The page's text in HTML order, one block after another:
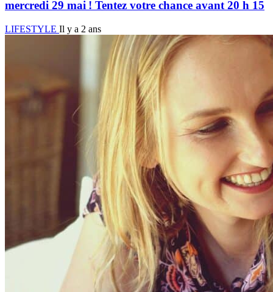
mercredi 29 mai ! Tentez votre chance avant 20 h 15
LIFESTYLE Il y a 2 ans